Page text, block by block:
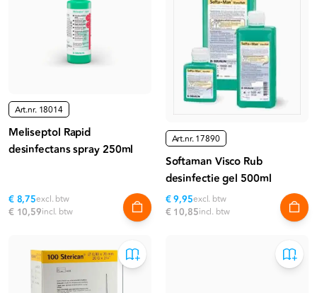
Art.nr. 18014
Meliseptol Rapid
desinfectans spray 250ml
€ 8,75excl. btw
€ 10,59incl. btw
Art.nr.17890
Softaman Visco Rub
desinfectie gel 500ml
€ 9,95excl. btw
€ 10,85incl. btw